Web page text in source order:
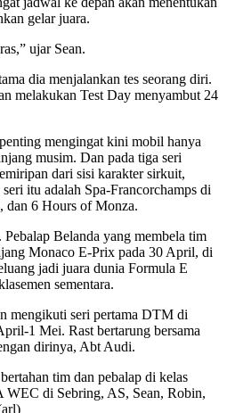
gelar juara.
ujar Sean.
dia menjalankan tes seorang diri.
melakukan Test Day menyambut 24
mengingat kini mobil hanya
musim. Dan pada tiga seri
dari sisi karakter sirkuit,
itu adalah Spa-Francorchamps di
dan 6 Hours of Monza.
Belanda yang membela tim
Monaco E-Prix pada 30 April, di
jadi juara dunia Formula E
sementara.
mengikuti seri pertama DTM di
1 Mei. Rast bertarung bersama
dirinya, Abt Audi.
tim dan pebalap di kelas
WEC di Sebring, AS, Sean, Robin,